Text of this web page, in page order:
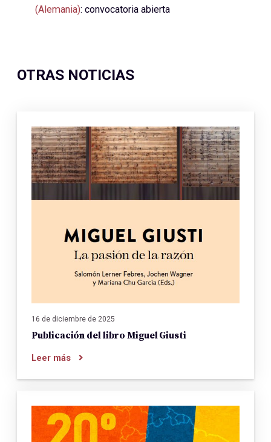
(Alemania): convocatoria abierta
OTRAS NOTICIAS
16 de diciembre de 2025
Publicación del libro Miguel Giusti
Leer más